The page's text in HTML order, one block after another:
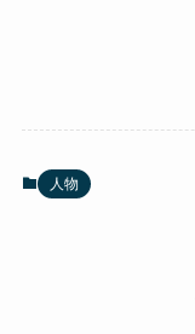
人物